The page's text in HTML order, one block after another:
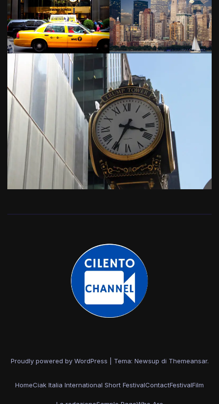
Proudly powered by WordPress Tema: Newsup di Themeansar.
HomeCiak Italia International Short FestivalContactFestivalFilm